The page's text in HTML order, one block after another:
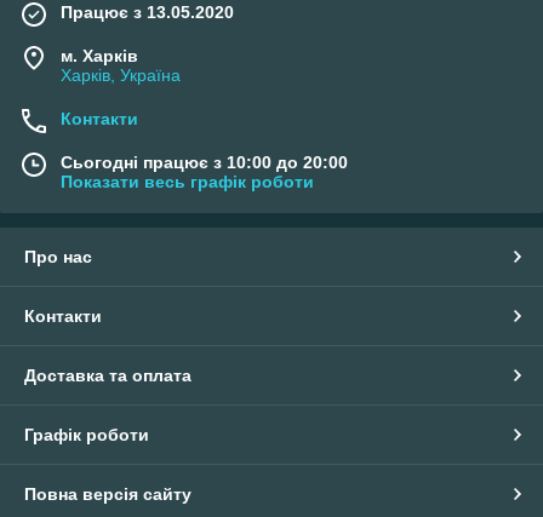
Працює з 13.05.2020
м. Харків
Харків, Україна
Контакти
Сьогодні працює з 10:00 до 20:00
Показати весь графік роботи
Про нас
Контакти
Доставка та оплата
Графік роботи
Повна версія сайту